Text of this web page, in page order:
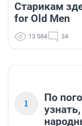
Старикам
for Old Men
13 584 34
1
По